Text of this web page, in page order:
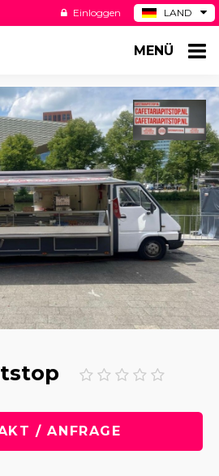
LAND
ES
US
Einloggen
MENÜ
/ ANFRAGE